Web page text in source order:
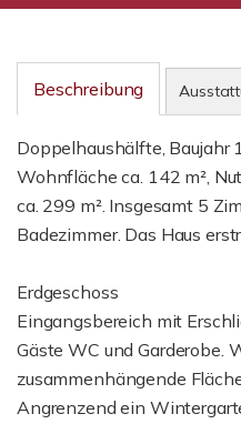
Beschreibung
Doppelhaushälfte, Baujahr
Wohnfläche ca. 142 m²,
ca. 299 m². Insgesamt 5
Badezimmer. Das Haus
Erdgeschoss
Eingangsbereich mit
Gäste WC und Garderobe.
zusammenhängende
Angrenzend ein